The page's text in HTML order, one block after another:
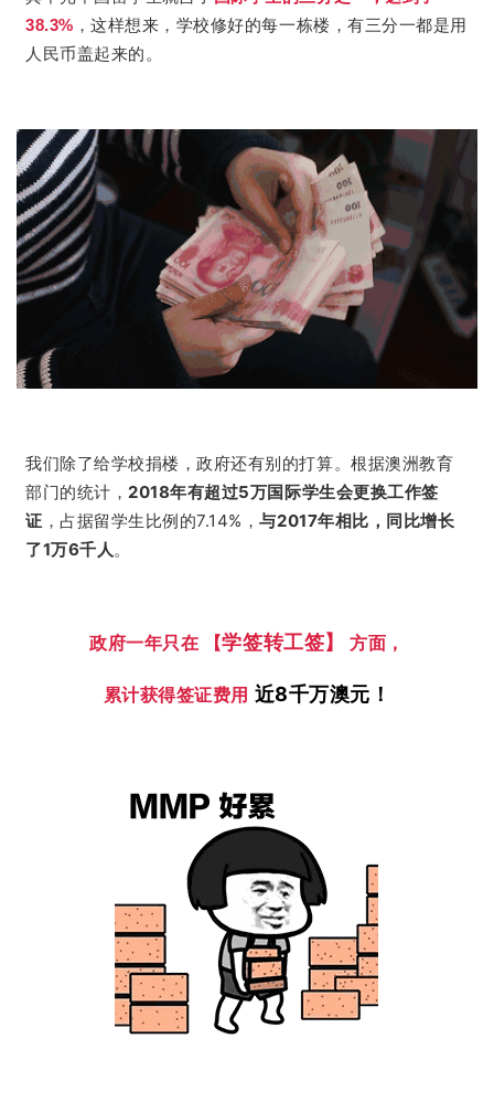
38.3% ，这样想来，学校修好的每一栋楼，有三分一都是用
人民币盖起来的。
我们除了给学校捐楼，政府还有别的打算。根据澳洲教育
部门的统计，2018年有超过5万国际学生会更换工作签
证 ，占据留学生比例的7.14%，与2017年相比，同比增长
了1万6千人。
政府一年只在 【学签转工签】方面，
累计获得签证费用 近8千万澳元！